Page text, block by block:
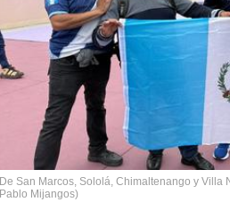
De San Marcos, Sololá, Chimaltenango y Villa
Pablo Mijangos)